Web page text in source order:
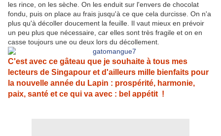
les rince, on les sèche. On les enduit sur l'envers de chocolat
fondu, puis on place au frais jusqu'à ce que cela durcisse. On n'a
plus qu'à décoller doucement la feuille. Il vaut mieux en prévoir
un peu plus que nécessaire, car elles sont très fragile et on en
casse toujours une ou deux lors du décollement.
C'est avec ce gâteau que je souhaite à tous mes
lecteurs de Singapour et d'ailleurs mille bienfaits pour
la nouvelle année du Lapin : prospérité, harmonie,
paix, santé et ce qui va avec : bel appétit !